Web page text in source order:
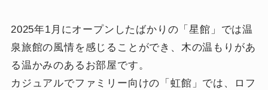
2025年1月にオープンしたばかりの「星館」では温
泉旅館の風情を感じることができ、木の温もりがあ
る温かみのあるお部屋です。
カジュアルでファミリー向けの「虹館」では、ロフ